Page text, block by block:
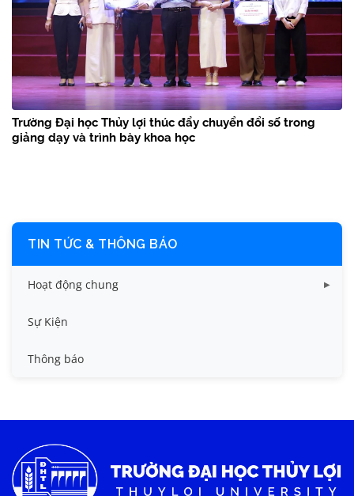
Trường Đại học Thủy lợi thúc đẩy chuyển đổi số trong
giảng dạy và trình bày khoa học
TIN TỨC & THÔNG BÁO
Hoạt động chung
Tin công tác sinh viên
Tin đào tạo
Tin tức chung
Sự Kiện
Thông báo